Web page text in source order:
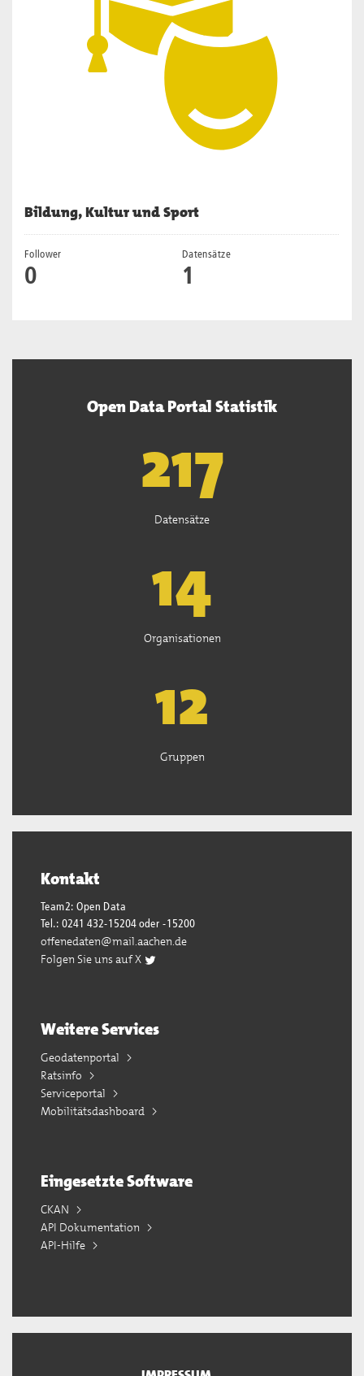
Bildung, Kultur und Sport
Follower
0
Datensätze
1
Open Data Portal Statistik
219
Datensätze
14
Organisationen
13
Gruppen
Kontakt
Team2: Open Data
Tel.: 0241 432-15204 oder -15200
offenedaten@mail.aachen.de
Folgen Sie uns auf X
Weitere Services
Geodatenportal
Ratsinfo
Serviceportal
Mobilitätsdashboard
Eingesetzte Software
CKAN
API Dokumentation
API-Hilfe